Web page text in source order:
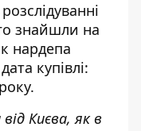
знайшли на
нардепа
купівлі:
Києва, як в